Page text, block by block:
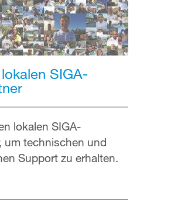
SIGA-
lokalen SIGA-
um technischen und
Support zu erhalten.